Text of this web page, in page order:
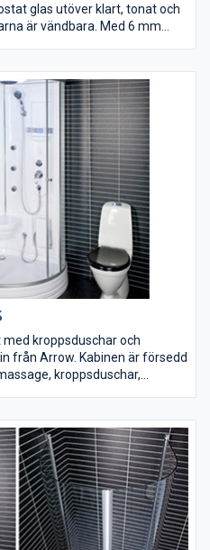
glas utöver klart, tonat och
är vändbara. Med 6 mm
kroppsduschar och
från Arrow. Kabinen är försedd
kroppsduschar,